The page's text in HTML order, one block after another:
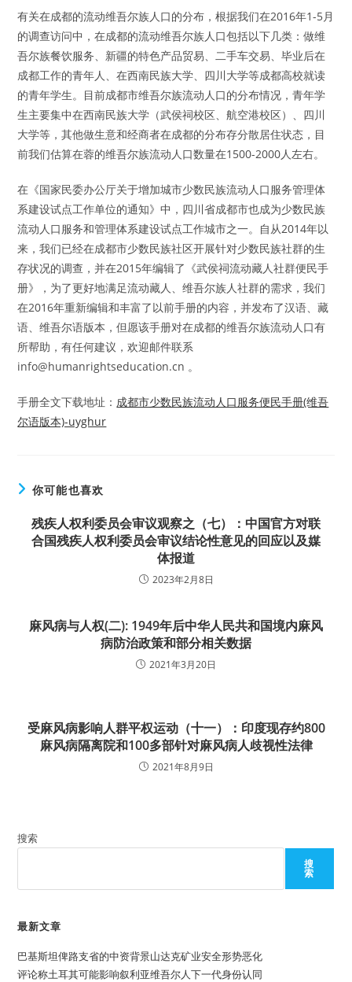
有关在成都的流动维吾尔族人口的分布，根据我们在2016年1-5月
的调查访问中，在成都的流动维吾尔族人口包括以下几类：做维
吾尔族餐饮服务、新疆的特色产品贸易、二手车交易、毕业后在
成都工作的青年人、在西南民族大学、四川大学等成都高校就读
的青年学生。目前成都市维吾尔族流动人口的分布情况，青年学
生主要集中在西南民族大学（武侯祠校区、航空港校区）、四川
大学等，其他做生意和经商者在成都的分布存分散居住状态，目
前我们估算在蓉的维吾尔族流动人口数量在1500-2000人左右。
在《国家民委办公厅关于增加城市少数民族流动人口服务管理体
系建设试点工作单位的通知》中，四川省成都市也成为少数民族
流动人口服务和管理体系建设试点工作城市之一。自从2014年以
来，我们已经在成都市少数民族社区开展针对少数民族社群的生
存状况的调查，并在2015年编辑了《武侯祠流动藏人社群便民手
册》，为了更好地满足流动藏人、维吾尔族人社群的需求，我们
在2016年重新编辑和丰富了以前手册的内容，并发布了汉语、藏
语、维吾尔语版本，但愿该手册对在成都的维吾尔族流动人口有
所帮助，有任何建议，欢迎邮件联系
info@humanrightseducation.cn 。
手册全文下载地址： 成都市少数民族流动人口服务便民手册(维吾
尔语版本)-uyghur
你可能也喜欢
残疾人权利委员会审议观察之（七）：中国官方对联
合国残疾人权利委员会审议结论性意见的回应以及媒
体报道
2023年2月8日
麻风病与人权(二): 1949年后中华人民共和国境内麻风
病防治政策和部分相关数据
2021年3月20日
受麻风病影响人群平权运动（十一）：印度现存约800
麻风病隔离院和100多部针对麻风病人歧视性法律
2021年8月9日
搜索
搜
索
最新文章
巴基斯坦俾路支省的中资背景山达克矿业安全形势恶化
评论称土耳其可能影响叙利亚维吾尔人下一代身份认同